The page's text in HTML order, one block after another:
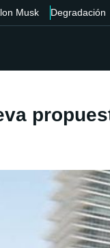
Musk Degradación